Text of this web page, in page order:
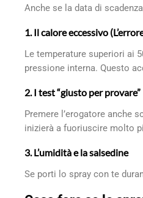
Anche se la data di
1. Il calore eccessivo
Le temperature superiori ai
pressione interna. Questo
2. I test “giusto per provare”
Premere l’erogatore anche
inizierà a fuoriuscire molto
3. L’umidità e la salsedine
Se porti lo spray con te